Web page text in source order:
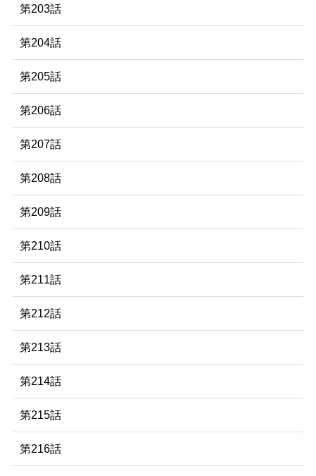
第203話
第204話
第205話
第206話
第207話
第208話
第209話
第210話
第211話
第212話
第213話
第214話
第215話
第216話